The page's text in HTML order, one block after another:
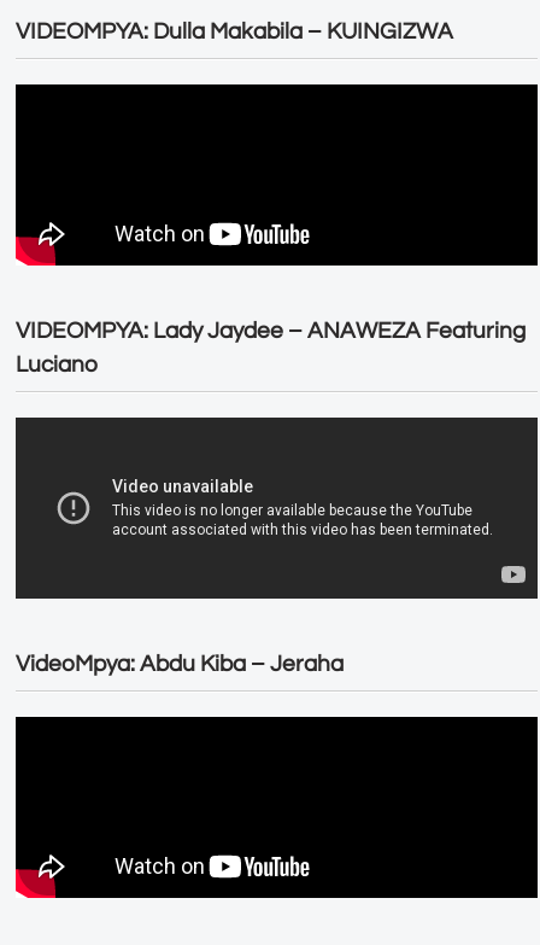
VIDEOMPYA: Dulla Makabila – KUINGIZWA
VIDEOMPYA: Lady Jaydee – ANAWEZA Featuring
Luciano
VideoMpya: Abdu Kiba – Jeraha